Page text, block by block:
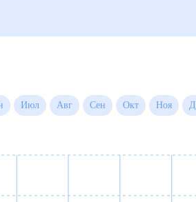
месяц
Июн Июл Авг Сен Окт